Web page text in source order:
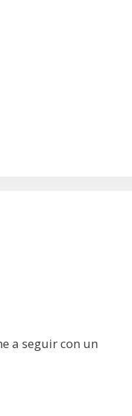
a seguir con un